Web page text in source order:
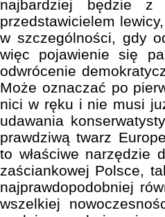
najbardziej będzie
przedstawicielem
w szczególności, gdy
więc pojawienie się
odwrócenie
Może oznaczać po
nici w ręku i nie musi
udawania
prawdziwą twarz
to właściwe narzędzie
zaściankowej Polsce,
najprawdopodobniej
wszelkiej